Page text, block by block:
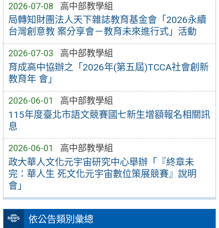
2026-07-08 高中部教學組
局轉知財團法人天下雜誌教育基金會「2026永續
台灣創意教 案分享會－教育未來進行式」活動
2026-07-03 高中部教學組
育成高中協辦之「2026年(第五屆)TCCA社會創新
教育年 會」
2026-06-01 高中部教學組
115年度臺北市語文競賽國七新生增額報名相關訊
息
2026-06-01 高中部教學組
政大華人文化元宇宙研究中心舉辦「『終章未
完：華人生 死文化元宇宙數位策展競賽』說明
會」
依公告類別彙總